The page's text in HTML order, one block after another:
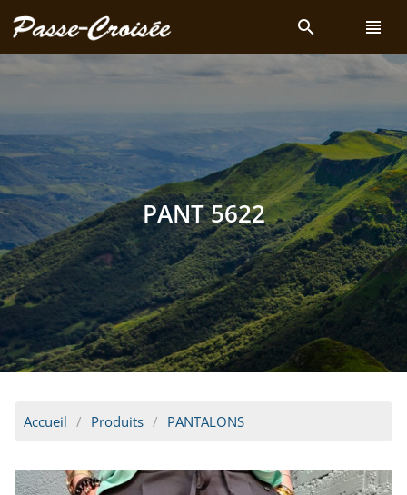
search view_headline
PANT 5622
Accueil Produits PANTALONS